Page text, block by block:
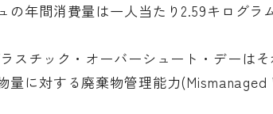
の年間消費量は一人当たり2.59キログラ
スチック・オーバーシュート・デーは
量に対する廃棄物管理能力